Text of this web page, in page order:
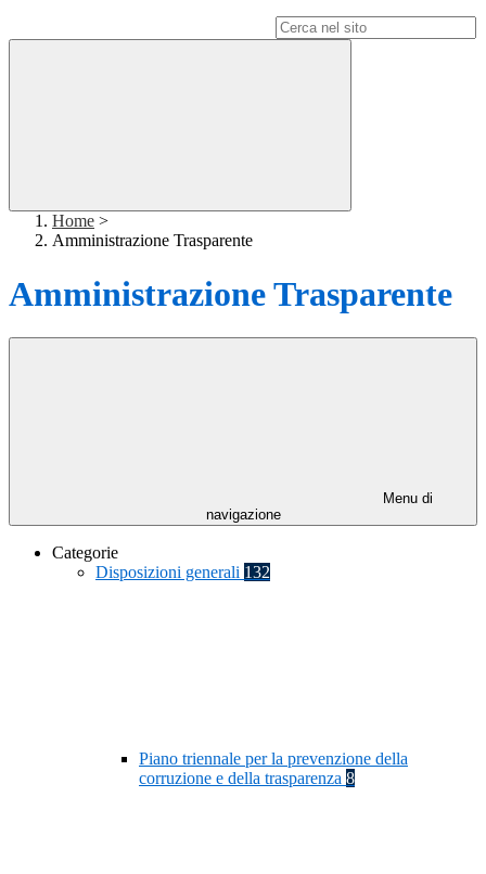
Home >
Amministrazione Trasparente
Amministrazione Trasparente
Menu di
navigazione
Categorie
Disposizioni generali 132
Piano triennale per la prevenzione della
corruzione e della trasparenza 8